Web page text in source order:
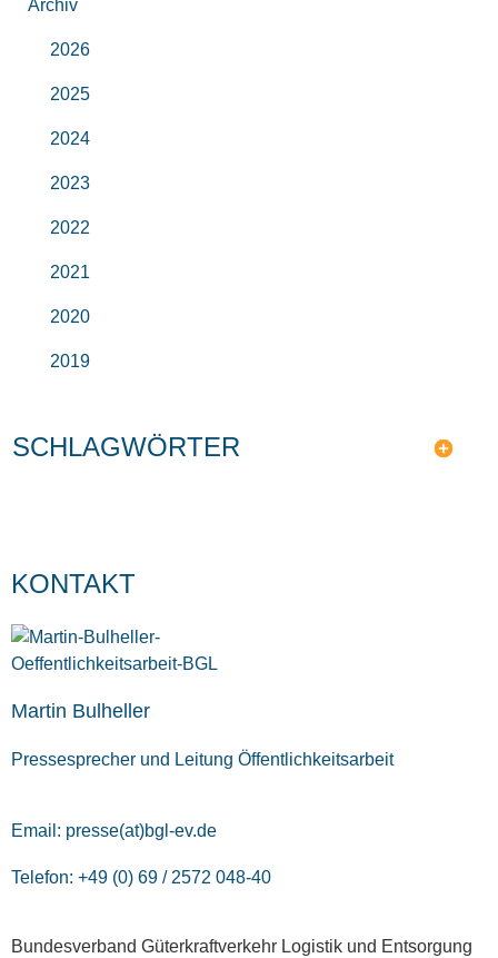
Archiv
2026
2025
2024
2023
2022
2021
2020
2019
SCHLAGWÖRTER
KONTAKT
Martin Bulheller
Pressesprecher und Leitung Öffentlichkeitsarbeit
Email: presse(at)bgl-ev.de
Telefon: +49 (0) 69 / 2572 048-40
Bundesverband Güterkraftverkehr Logistik und Entsorgung